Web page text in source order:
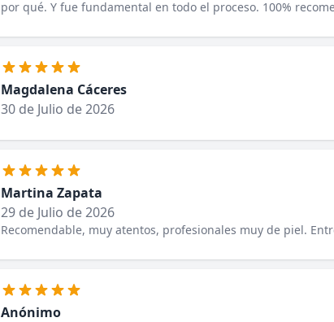
por qué. Y fue fundamental en todo el proceso. 100%
Magdalena Cáceres
30 de Julio de 2026
Martina Zapata
29 de Julio de 2026
Recomendable, muy atentos, profesionales muy de piel.
Anónimo